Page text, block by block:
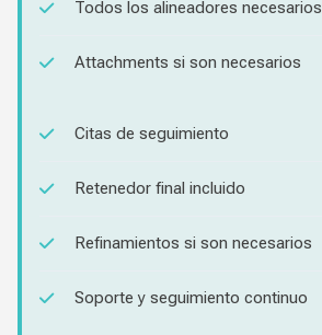
Todos los alineadores necesarios
Attachments si son necesarios
Citas de seguimiento
Retenedor final incluido
Refinamientos si son necesarios
Soporte y seguimiento continuo